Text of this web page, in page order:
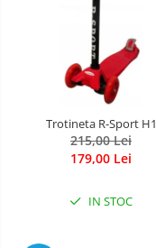
Trotineta R-Sport H1
215,00 Lei
179,00 Lei
IN STOC